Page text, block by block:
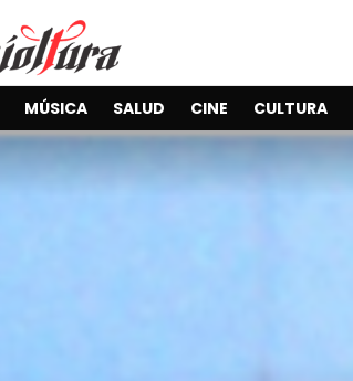
MÚSICA SALUD CINE CULTURA